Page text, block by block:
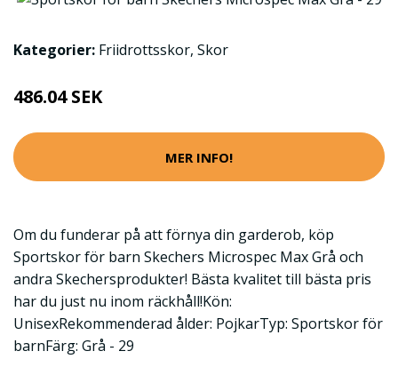
Kategorier: Friidrottsskor, Skor
486.04 SEK
MER INFO!
Om du funderar på att förnya din garderob, köp
Sportskor för barn Skechers Microspec Max Grå och
andra Skechersprodukter! Bästa kvalitet till bästa pris
har du just nu inom räckhåll!Kön:
UnisexRekommenderad ålder: PojkarTyp: Sportskor för
barnFärg: Grå - 29